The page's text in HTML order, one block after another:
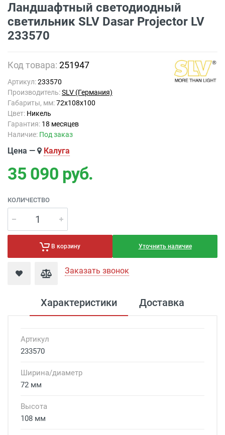
Ландшафтный светодиодный
светильник SLV Dasar Projector LV
233570
Код товара: 251947
Артикул:233570
Производитель:SLV (Германия)
Габариты, мм:72x108x100
Цвет: Никель
Гарантия: 18 месяцев
Наличие: Под заказ
Цена — Калуга
35 090 руб.
КОЛИЧЕСТВО
В корзину Уточнить наличие
Заказать звонок
Характеристики Доставка
Артикул
233570
Ширина/диаметр
72 мм
Высота
108 мм